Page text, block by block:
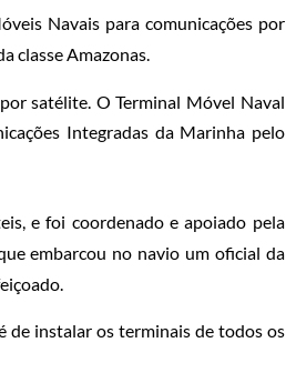
Navais para comunicações por
classe Amazonas.
satélite. O Terminal Móvel Naval
Integradas da Marinha pelo
e foi coordenado e apoiado pela
embarcou no navio um oficial da
de instalar os terminais de todos os